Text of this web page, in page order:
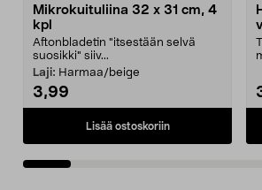
Mikrokuituliina 32 x 31 cm, 4
kpl
Aftonbladetin "itsestään selvä
suosikki" siiv...
Laji: Harmaa/beige
3,99
Lisää ostoskoriin